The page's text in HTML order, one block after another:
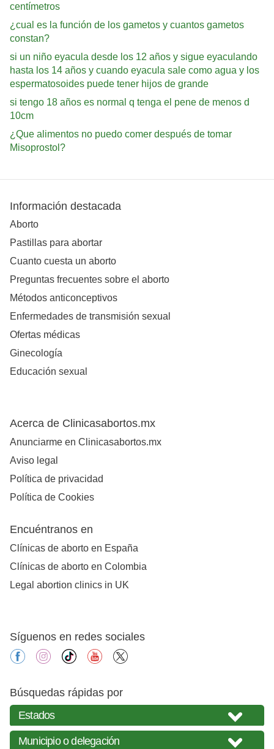
centímetros
¿cual es la función de los gametos y cuantos gametos
constan?
si un niño eyacula desde los 12 años y sigue eyaculando
hasta los 14 años y cuando eyacula sale como agua y los
espermatosoides puede tener hijos de grande
si tengo 18 años es normal q tenga el pene de menos d
10cm
¿Que alimentos no puedo comer después de tomar
Misoprostol?
Información destacada
Aborto
Pastillas para abortar
Cuanto cuesta un aborto
Preguntas frecuentes sobre el aborto
Métodos anticonceptivos
Enfermedades de transmisión sexual
Ofertas médicas
Ginecología
Educación sexual
Acerca de Clinicasabortos.mx
Anunciarme en Clinicasabortos.mx
Aviso legal
Política de privacidad
Política de Cookies
Encuéntranos en
Clínicas de aborto en España
Clínicas de aborto en Colombia
Legal abortion clinics in UK
Síguenos en redes sociales
facebookinstagram
tiktok youtube
Búsquedas rápidas por